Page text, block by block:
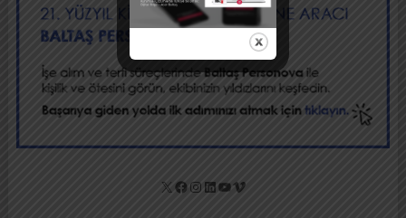
X Facebook
Instagram
LinkedIn
YouTube
Vimeo